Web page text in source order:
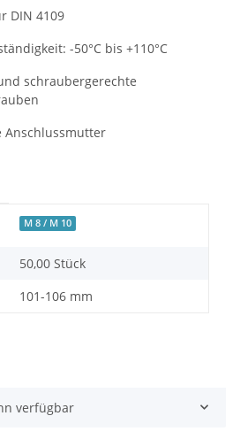
DIN 4109
-50°C bis +110°C
schraubergerechte
Anschlussmutter
M 8 / M 10
50,00 Stück
101-106 mm
verfügbar